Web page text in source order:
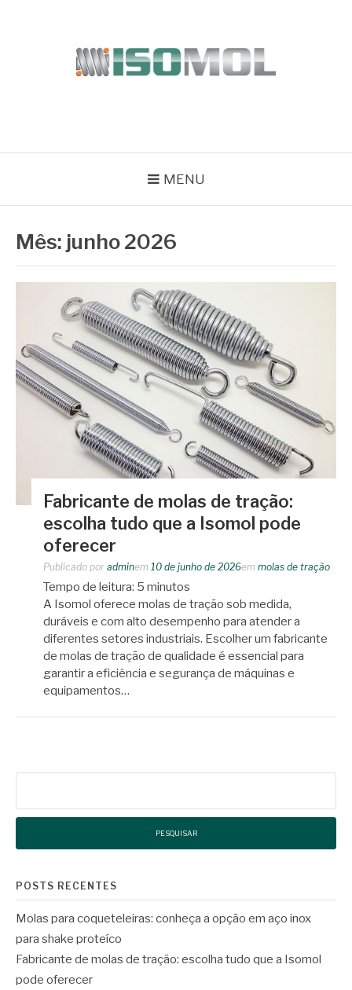
MENU
Mês: junho 2026
Fabricante de molas de tração:
escolha tudo que a Isomol pode
oferecer
Publicado por adminem 10 de junho de 2026em molas de tração
Tempo de leitura: 5 minutos
A Isomol oferece molas de tração sob medida,
duráveis e com alto desempenho para atender a
diferentes setores industriais. Escolher um fabricante
de molas de tração de qualidade é essencial para
garantir a eficiência e segurança de máquinas e
equipamentos…
POSTS RECENTES
Molas para coqueteleiras: conheça a opção em aço inox
para shake proteíco
Fabricante de molas de tração: escolha tudo que a Isomol
pode oferecer